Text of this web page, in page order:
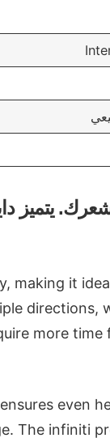
يتميز
making it
directions,
more time
even
The infiniti